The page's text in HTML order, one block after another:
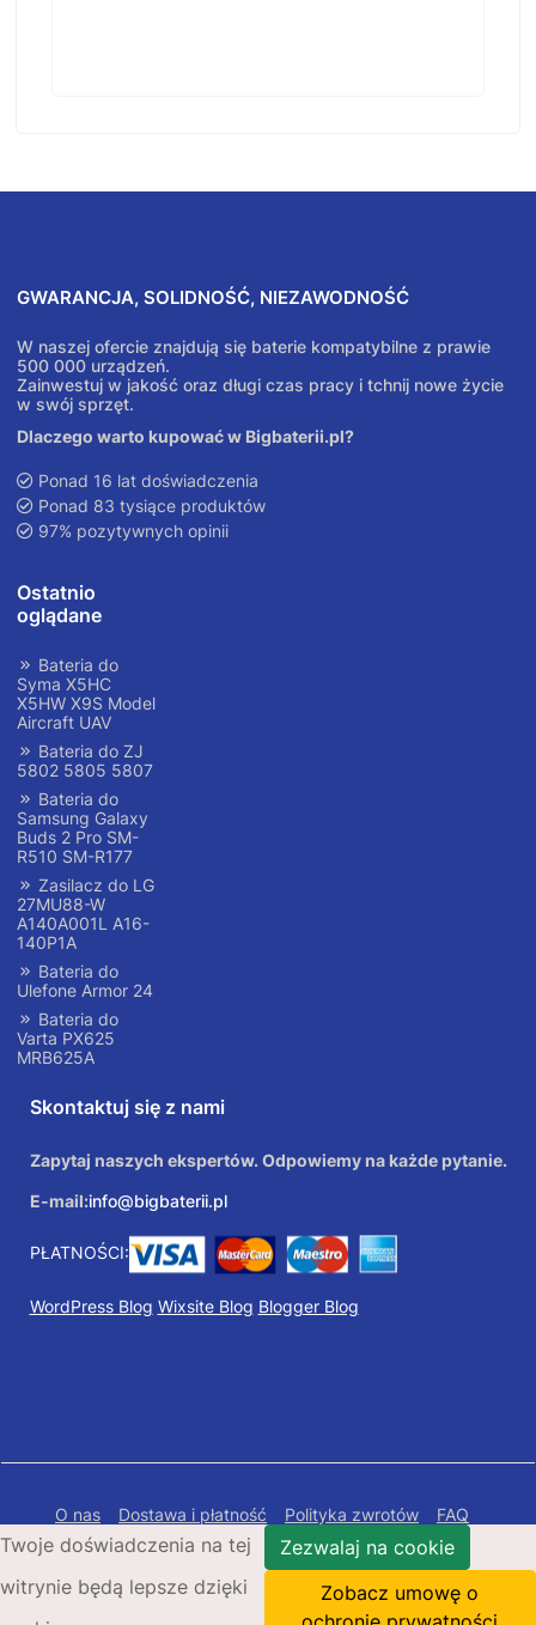
GWARANCJA, SOLIDNOŚĆ, NIEZAWODNOŚĆ
W naszej ofercie znajdują się baterie kompatybilne z prawie
500 000 urządzeń.
Zainwestuj w jakość oraz długi czas pracy i tchnij nowe życie
w swój sprzęt.
Dlaczego warto kupować w Bigbaterii.pl?
Ponad 16 lat doświadczenia
Ponad 83 tysiące produktów
97% pozytywnych opinii
Ostatnio
oglądane
Bateria do
Syma X5HC
X5HW X9S Model
Aircraft UAV
Bateria do ZJ
5802 5805 5807
Bateria do
Samsung Galaxy
Buds 2 Pro SM-
R510 SM-R177
Zasilacz do LG
27MU88-W
A140A001L A16-
140P1A
Bateria do
Ulefone Armor 24
Bateria do
Varta PX625
MRB625A
Skontaktuj się z nami
Zapytaj naszych ekspertów. Odpowiemy na każde pytanie.
E-mail:info@bigbaterii.pl
PŁATNOŚCI:
WordPress Blog Wixsite Blog Blogger Blog
O nas Dostawa i płatność Polityka zwrotów
FAQ
Polityka prywatności
Mapa Strony
Copyright © 2026 Bigbaterii.pl. Wszelkie prawa
zastrzeżone.
Twoje doświadczenia na tej
witrynie będą lepsze dzięki
Zezwalaj na cookie
Zobacz umowę o